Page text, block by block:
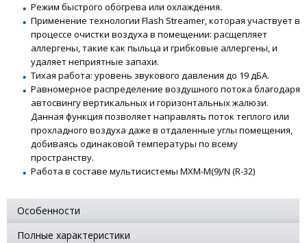
Режим быстрого обогрева или охлаждения.
Применение технологии Flash Streamer, которая участвует в
процессе очистки воздуха в помещении: расщепляет
аллергены, такие как пыльца и грибковые аллергены, и
удаляет неприятные запахи.
Тихая работа: уровень звукового давления до 19 дБА.
Равномерное распределение воздушного потока благодаря
автосвингу вертикальных и горизонтальных жалюзи.
Данная функция позволяет направлять поток теплого или
прохладного воздуха даже в отдаленные углы помещения,
добиваясь одинаковой температуры по всему
пространству.
Работа в составе мультисистемы MXM-M(9)/N (R-32)
Особенности
Полные характеристики